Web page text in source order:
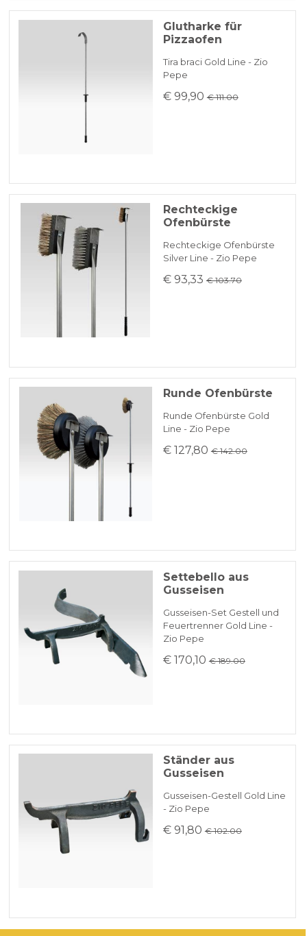
Glutharke für
Pizzaofen
Tira braci Gold Line - Zio
Pepe
€ 99,90 € 111.00
Rechteckige
Ofenbürste
Rechteckige Ofenbürste
Silver Line - Zio Pepe
€ 93,33 € 103.70
Runde Ofenbürste
Runde Ofenbürste Gold
Line - Zio Pepe
€ 127,80 € 142.00
Settebello aus
Gusseisen
Gusseisen-Set Gestell und
Feuertrenner Gold Line -
Zio Pepe
€ 170,10 € 189.00
Ständer aus
Gusseisen
Gusseisen-Gestell Gold Line
- Zio Pepe
€ 91,80 € 102.00